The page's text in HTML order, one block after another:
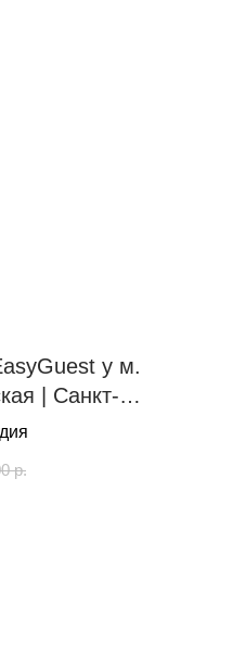
у м.
| Санкт-
р.